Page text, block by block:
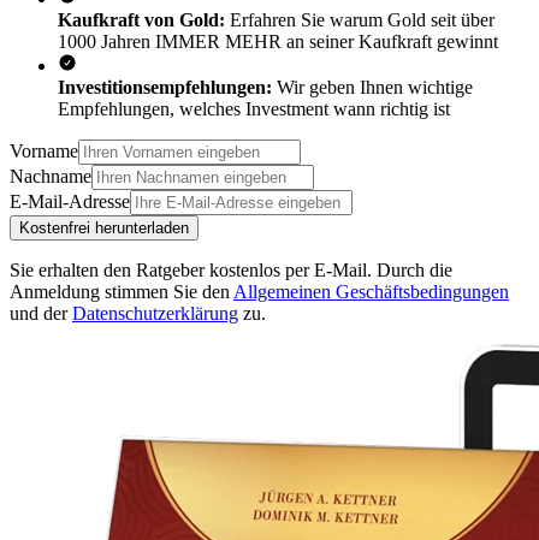
Kaufkraft von Gold: Erfahren Sie warum Gold seit über
1000 Jahren IMMER MEHR an seiner Kaufkraft gewinnt
Investitionsempfehlungen: Wir geben Ihnen wichtige
Empfehlungen, welches Investment wann richtig ist
Vorname
Nachname
E-Mail-Adresse
Kostenfrei herunterladen
Sie erhalten den Ratgeber kostenlos per E-Mail. Durch die
Anmeldung stimmen Sie den Allgemeinen Geschäftsbedingungen
und derDatenschutzerklärung zu.